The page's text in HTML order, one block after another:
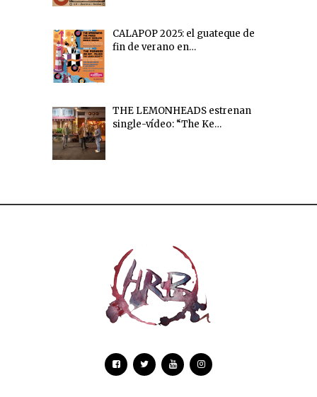
CALAPOP 2025: el guateque de
fin de verano en…
THE LEMONHEADS estrenan
single-vídeo: “The Ke…